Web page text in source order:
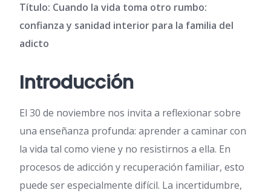
Título: Cuando la vida toma otro rumbo:
confianza y sanidad interior para la familia del
adicto
Introducción
El 30 de noviembre nos invita a reflexionar sobre
una enseñanza profunda: aprender a caminar con
la vida tal como viene y no resistirnos a ella. En
procesos de adicción y recuperación familiar, esto
puede ser especialmente difícil. La incertidumbre,